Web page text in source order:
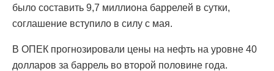
было составить 9,7 миллиона баррелей в сутки,
соглашение вступило в силу с мая.
В ОПЕК прогнозировали цены на нефть на уровне 40
долларов за баррель во второй половине года.